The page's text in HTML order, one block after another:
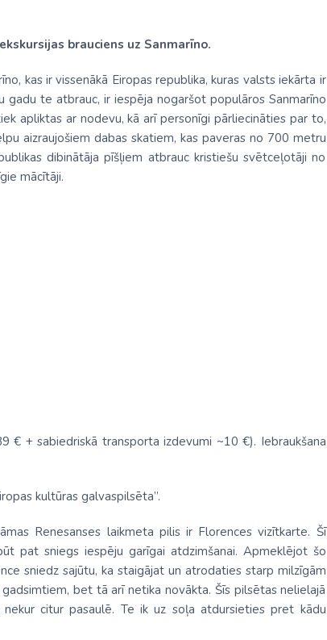
ekskursijas brauciens uz Sanmarīno.
kas ir vissenākā Eiropas republika, kuras valsts iekārta ir
gadu te atbrauc, ir iespēja nogaršot populāros Sanmarīno
apliktas ar nodevu, kā arī personīgi pārliecināties par to,
aizraujošiem dabas skatiem, kas paveras no 700 metru
dibinātāja pīšļiem atbrauc kristiešu svētceļotāji no
mācītāji.
€ + sabiedriskā transporta izdevumi ~10 €). Iebraukšana
kultūras galvaspilsēta”.
Renesanses laikmeta pilis ir Florences vizītkarte. Šī
pat sniegs iespēju garīgai atdzimšanai. Apmeklējot šo
sniedz sajūtu, ka staigājat un atrodaties starp milzīgām
bet tā arī netika novākta. Šīs pilsētas nelielajā
citur pasaulē. Te ik uz soļa atdursieties pret kādu